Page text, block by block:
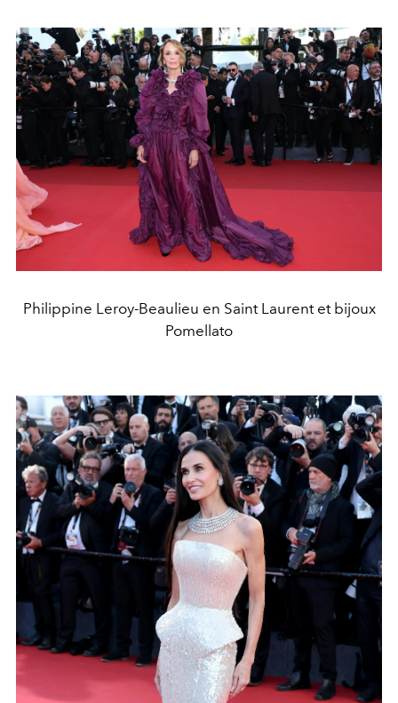
Philippine Leroy-Beaulieu en Saint Laurent et bijoux
Pomellato